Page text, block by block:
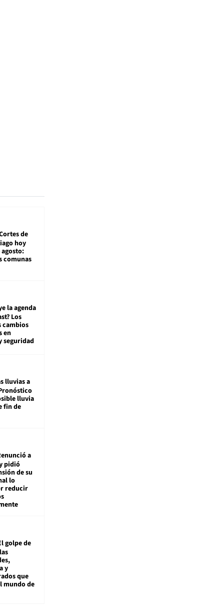
de
hoy
agosto:
comunas
la agenda
Los
cambios
en
seguridad
lluvias a
lluvia
fin de
a
pidió
de su
lo
reducir
golpe de
y
que
mundo de